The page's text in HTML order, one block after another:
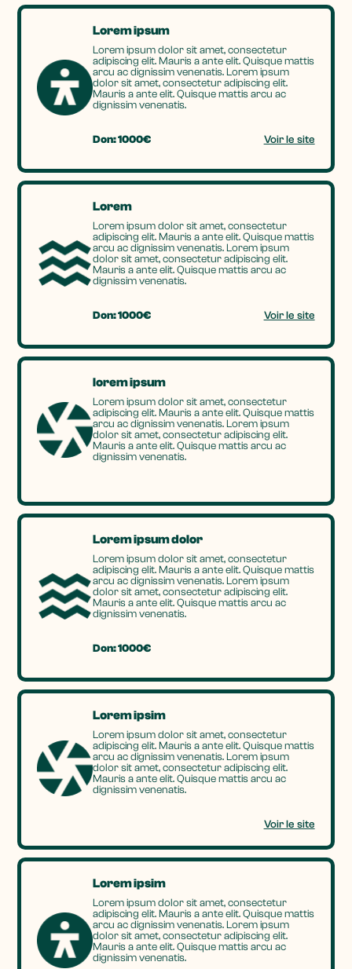
Lorem ipsum
Lorem ipsum dolor sit amet, consectetur
adipiscing elit. Mauris a ante elit. Quisque mattis
arcu ac dignissim venenatis. Lorem ipsum
dolor sit amet, consectetur adipiscing elit.
Mauris a ante elit. Quisque mattis arcu ac
dignissim venenatis.
Don: 1000€ Voir le site
Lorem
Lorem ipsum dolor sit amet, consectetur
adipiscing elit. Mauris a ante elit. Quisque mattis
arcu ac dignissim venenatis. Lorem ipsum
dolor sit amet, consectetur adipiscing elit.
Mauris a ante elit. Quisque mattis arcu ac
dignissim venenatis.
Don: 1000€ Voir le site
lorem ipsum
Lorem ipsum dolor sit amet, consectetur
adipiscing elit. Mauris a ante elit. Quisque mattis
arcu ac dignissim venenatis. Lorem ipsum
dolor sit amet, consectetur adipiscing elit.
Mauris a ante elit. Quisque mattis arcu ac
dignissim venenatis.
Lorem ipsum dolor
Lorem ipsum dolor sit amet, consectetur
adipiscing elit. Mauris a ante elit. Quisque mattis
arcu ac dignissim venenatis. Lorem ipsum
dolor sit amet, consectetur adipiscing elit.
Mauris a ante elit. Quisque mattis arcu ac
dignissim venenatis.
Don: 1000€
Lorem ipsim
Lorem ipsum dolor sit amet, consectetur
adipiscing elit. Mauris a ante elit. Quisque mattis
arcu ac dignissim venenatis. Lorem ipsum
dolor sit amet, consectetur adipiscing elit.
Mauris a ante elit. Quisque mattis arcu ac
dignissim venenatis.
Voir le site
Lorem ipsim
Lorem ipsum dolor sit amet, consectetur
adipiscing elit. Mauris a ante elit. Quisque mattis
arcu ac dignissim venenatis. Lorem ipsum
dolor sit amet, consectetur adipiscing elit.
Mauris a ante elit. Quisque mattis arcu ac
dignissim venenatis.